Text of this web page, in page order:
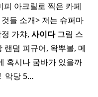
피 아크릴로 찍은 카페
들 소개> 저는 슈퍼마
가챠, 사이다그림 스
랜덤 피규어, 왁뿌볼, 메
혹시나 굼바가 있을까
악당 5…